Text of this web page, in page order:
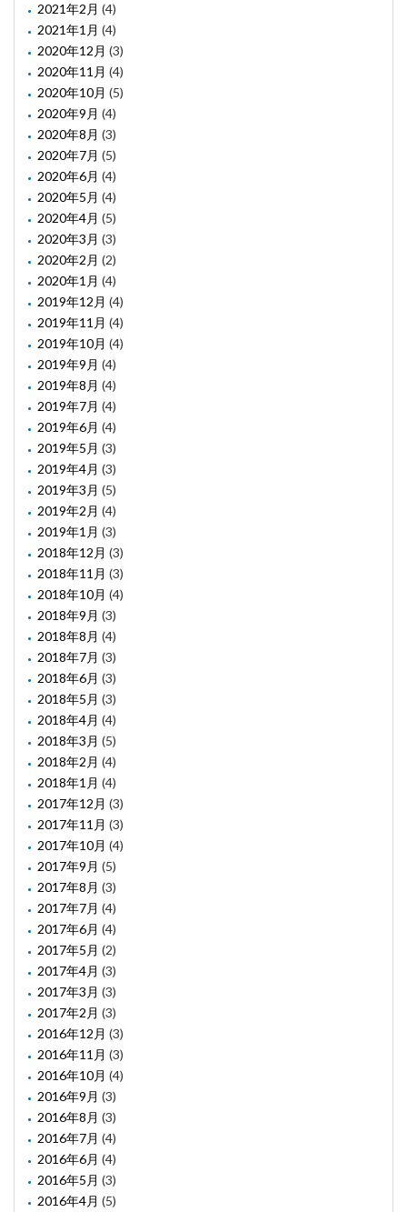
2021年2月 (4)
2021年1月 (4)
2020年12月 (3)
2020年11月 (4)
2020年10月 (5)
2020年9月 (4)
2020年8月 (3)
2020年7月 (5)
2020年6月 (4)
2020年5月 (4)
2020年4月 (5)
2020年3月 (3)
2020年2月 (2)
2020年1月 (4)
2019年12月 (4)
2019年11月 (4)
2019年10月 (4)
2019年9月 (4)
2019年8月 (4)
2019年7月 (4)
2019年6月 (4)
2019年5月 (3)
2019年4月 (3)
2019年3月 (5)
2019年2月 (4)
2019年1月 (3)
2018年12月 (3)
2018年11月 (3)
2018年10月 (4)
2018年9月 (3)
2018年8月 (4)
2018年7月 (3)
2018年6月 (3)
2018年5月 (3)
2018年4月 (4)
2018年3月 (5)
2018年2月 (4)
2018年1月 (4)
2017年12月 (3)
2017年11月 (3)
2017年10月 (4)
2017年9月 (5)
2017年8月 (3)
2017年7月 (4)
2017年6月 (4)
2017年5月 (2)
2017年4月 (3)
2017年3月 (3)
2017年2月 (3)
2016年12月 (3)
2016年11月 (3)
2016年10月 (4)
2016年9月 (3)
2016年8月 (3)
2016年7月 (4)
2016年6月 (4)
2016年5月 (3)
2016年4月 (5)